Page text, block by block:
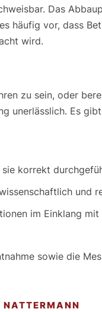
Das
häufig vor, dass
wird.
zu sein, oder
unerlässlich. Es
sie korrekt
und
im Einklang
sowie die
NATTERMANN